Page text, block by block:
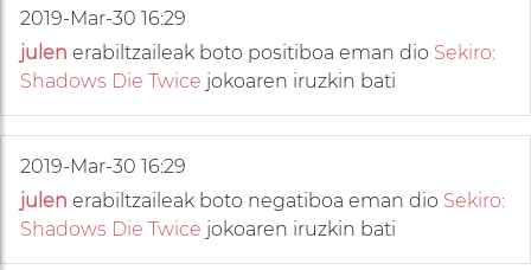
2019-Mar-30 16:29
julen erabiltzaileak boto positiboa eman dio Sekiro:
Shadows Die Twice jokoaren iruzkin bati
2019-Mar-30 16:29
julen erabiltzaileak boto negatiboa eman dio Sekiro:
Shadows Die Twice jokoaren iruzkin bati